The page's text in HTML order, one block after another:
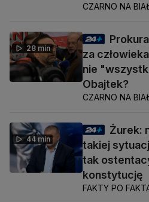
CZARNO NA
28 min
za
nie
Obajtek?
CZARNO NA
44 min
Żurek:
takiej
tak
konstytucję
FAKTY PO